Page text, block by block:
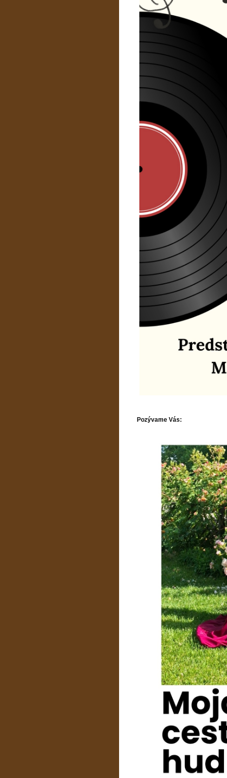
Pozývame Vás: